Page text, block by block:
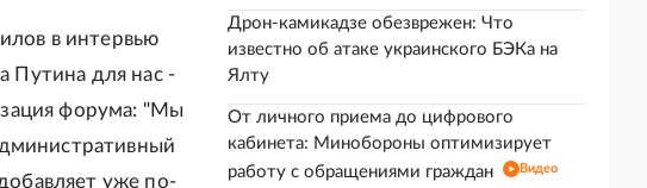
в интервью
Путина для нас -
форума: "Мы
уже по-
Дрон-камикадзе обезврежен: Что
известно об атаке украинского БЭКа на
Ялту
От личного приема до цифрового
кабинета: Минобороны оптимизирует
работу с обращениями граждан
Видео